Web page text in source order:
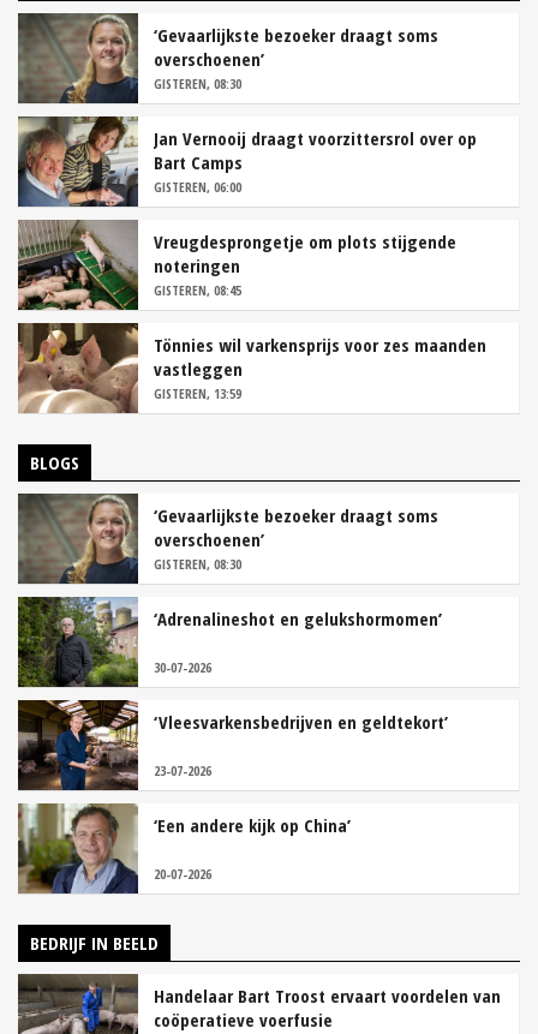
‘Gevaarlijkste bezoeker draagt soms
overschoenen’
GISTEREN, 08:30
Jan Vernooij draagt voorzittersrol over op
Bart Camps
GISTEREN, 06:00
Vreugdesprongetje om plots stijgende
noteringen
GISTEREN, 08:45
Tönnies wil varkensprijs voor zes maanden
vastleggen
GISTEREN, 13:59
BLOGS
‘Gevaarlijkste bezoeker draagt soms
overschoenen’
GISTEREN, 08:30
‘Adrenalineshot en gelukshormomen’
30-07-2026
‘Vleesvarkensbedrijven en geldtekort’
23-07-2026
‘Een andere kijk op China’
20-07-2026
BEDRIJF IN BEELD
Handelaar Bart Troost ervaart voordelen van
coöperatieve voerfusie